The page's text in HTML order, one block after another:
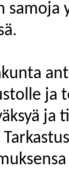
samoja
ja
ja